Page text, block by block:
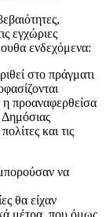
εγχώριες
ενδεχόμενα:
στο πράγματι
η προαναφερθείσα
Δημόσιας
και τις
να
θα είχαν
μέτρα, που όμως